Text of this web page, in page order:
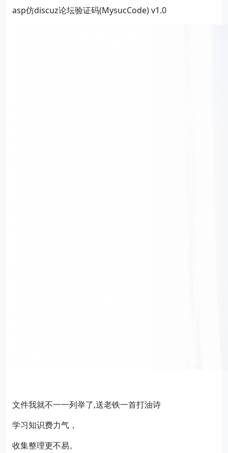
asp仿discuz论坛验证码(MysucCode) v1.0
文件我就不一一列举了,送老铁一首打油诗
学习知识费力气，
收集整理更不易。